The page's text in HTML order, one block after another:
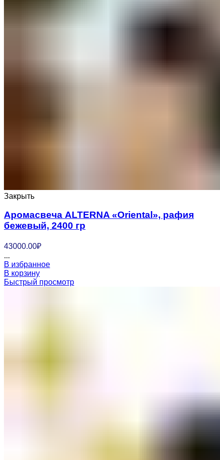
Закрыть
Аромасвеча ALTERNA «Oriental», рафия
бежевый, 2400 гр
43000.00₽
...
В избранное
В корзину
Быстрый просмотр